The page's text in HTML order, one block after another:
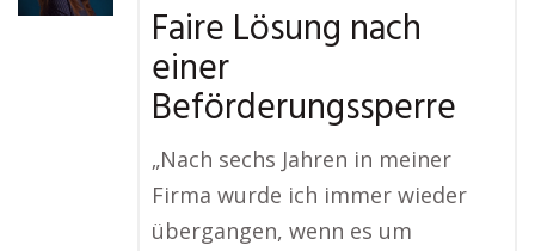
Faire Lösung nach
einer
Beförderungssperre
„Nach sechs Jahren in meiner
Firma wurde ich immer wieder
übergangen, wenn es um